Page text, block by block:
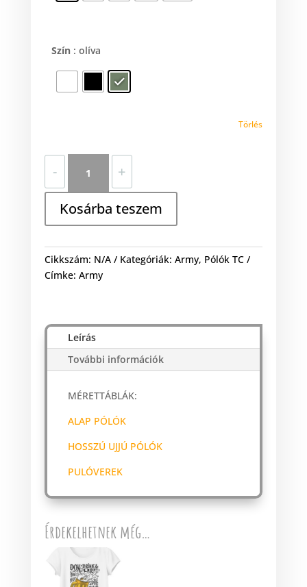
Szín : olíva
Törlés
-
mennyiség
+
Kosárba teszem
Cikkszám: N/A Kategóriák: Army, Pólók TC
Címke: Army
Leírás
További információk
MÉRETTÁBLÁK:
ALAP PÓLÓK
HOSSZÚ UJJÚ PÓLÓK
PULÓVEREK
Érdekelhetnek még…